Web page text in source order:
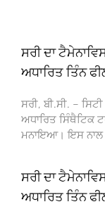
ਸਰੀ ਦਾ
ਅਧਾਰਿਤ ਤਿੰਨ
ਸਰੀ, ਬੀ.ਸੀ. –
ਅਧਾਰਿਤ ਸਿੰਥੈਟਿਕ
ਮਨਾਇਆ। ਇਸ ਨਾਲ
ਸਰੀ ਦਾ
ਅਧਾਰਿਤ ਤਿੰਨ